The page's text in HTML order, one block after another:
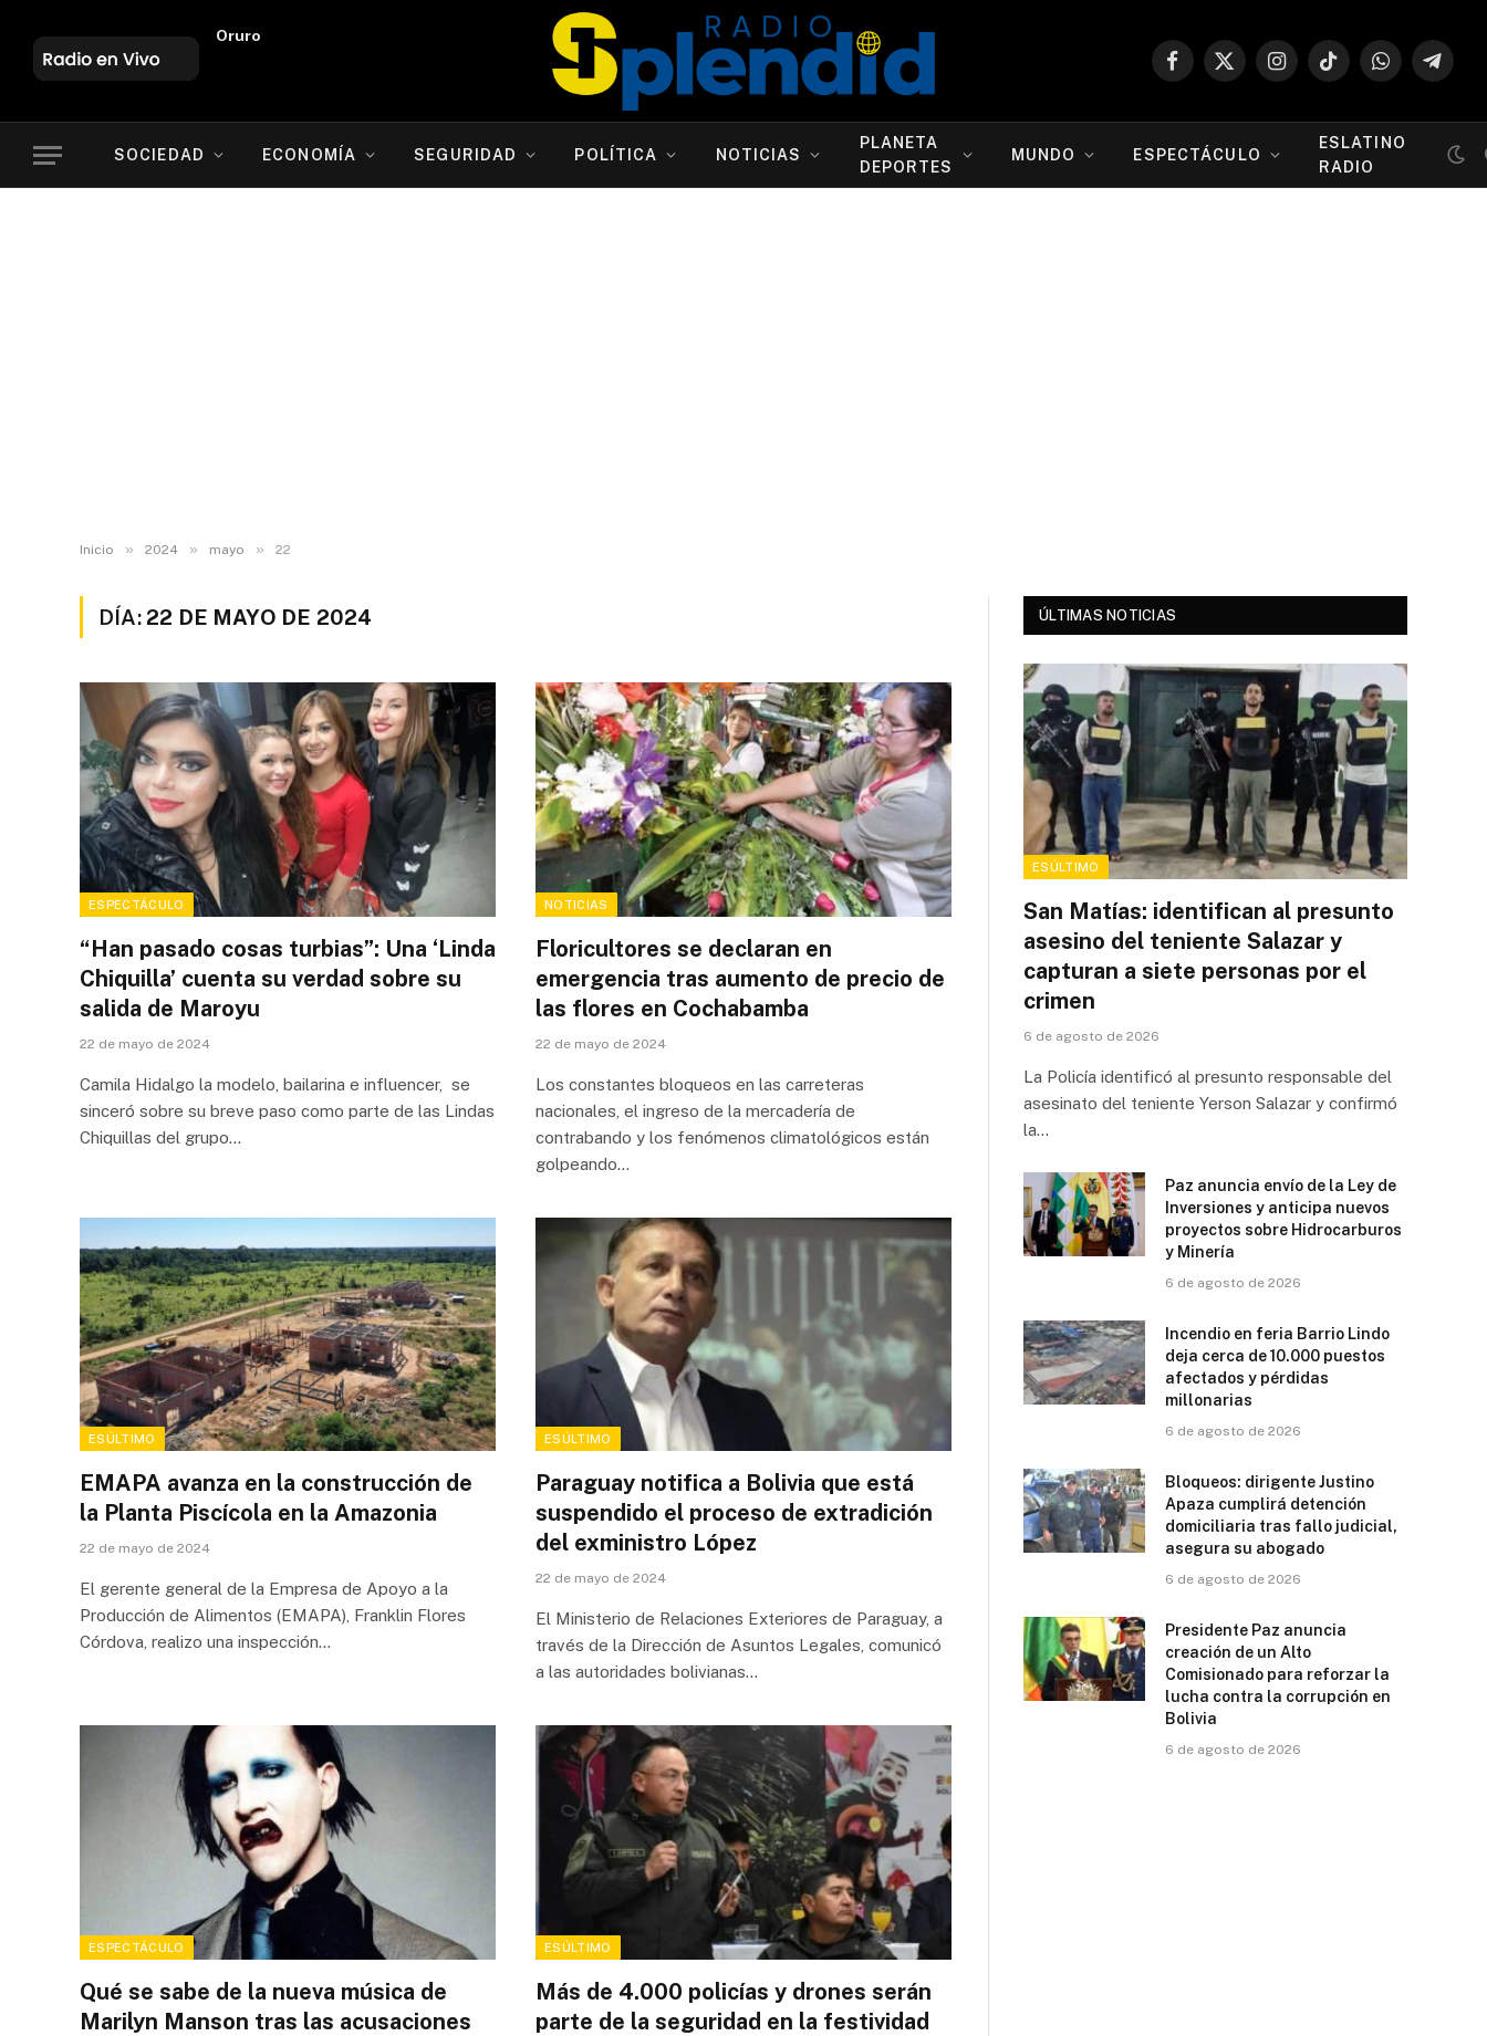
Oruro
Facebook
X
InstagramTikTokWhatsApp
SOCIEDAD ECONOMÍA SEGURIDAD POLÍTICA NOTICIAS
PLANETA
DEPORTES
MUNDO ESPECTÁCULO
ESLATINO
RADIO
Inicio » 2024 » mayo » 22
DÍA: 22 DE MAYO DE 2024
ESPECTÁCULO
“Han pasado cosas turbias”: Una ‘Linda
Chiquilla’ cuenta su verdad sobre su
salida de Maroyu
22 de mayo de 2024
Camila Hidalgo la modelo, bailarina e influencer, se
sinceró sobre su breve paso como parte de las Lindas
Chiquillas del grupo…
NOTICIAS
Floricultores se declaran en
emergencia tras aumento de precio de
las flores en Cochabamba
22 de mayo de 2024
Los constantes bloqueos en las carreteras
nacionales, el ingreso de la mercadería de
contrabando y los fenómenos climatológicos están
golpeando…
ESÚLTIMO
EMAPA avanza en la construcción de
la Planta Piscícola en la Amazonia
22 de mayo de 2024
El gerente general de la Empresa de Apoyo a la
Producción de Alimentos (EMAPA), Franklin Flores
Córdova, realizo una inspección…
ESÚLTIMO
Paraguay notifica a Bolivia que está
suspendido el proceso de extradición
del exministro López
22 de mayo de 2024
El Ministerio de Relaciones Exteriores de Paraguay, a
través de la Dirección de Asuntos Legales, comunicó
a las autoridades bolivianas…
ESPECTÁCULO
Qué se sabe de la nueva música de
Marilyn Manson tras las acusaciones
ESÚLTIMO
Más de 4.000 policías y drones serán
parte de la seguridad en la festividad
ÚLTIMAS NOTICIAS
ESÚLTIMO
San Matías: identifican al presunto
asesino del teniente Salazar y
capturan a siete personas por el
crimen
6 de agosto de 2026
La Policía identificó al presunto responsable del
asesinato del teniente Yerson Salazar y confirmó
la…
Paz anuncia envío de la Ley de
Inversiones y anticipa nuevos
proyectos sobre Hidrocarburos
y Minería
6 de agosto de 2026
Incendio en feria Barrio Lindo
deja cerca de 10.000 puestos
afectados y pérdidas
millonarias
6 de agosto de 2026
Bloqueos: dirigente Justino
Apaza cumplirá detención
domiciliaria tras fallo judicial,
asegura su abogado
6 de agosto de 2026
Presidente Paz anuncia
creación de un Alto
Comisionado para reforzar la
lucha contra la corrupción en
Bolivia
6 de agosto de 2026